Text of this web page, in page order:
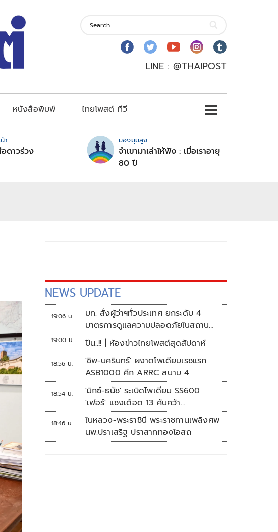
LINE : @THAIPOST
หนังสือพิมพ์ ไทยโพสต์ ทีวี
า
ดาวร่วง
มองมุมสูง
จำเขามาเล่าให้ฟัง : เมื่อเราอายุ
80 ปี
NEWS UPDATE
19:06 น.
มท. สั่งผู้ว่าฯทั่วประเทศ ยกระดับ 4
มาตรการดูแลความปลอดภัยในสถาน
ศึกษา
19:00 น. ปืน..!! | ห้องข่าวไทยโพสต์สุดสัปดาห์
18:56 น.
'ชิพ-นครินทร์' ผงาดโพเดียมเรซแรก
ASB1000 ศึก ARRC สนาม 4
18:54 น.
'มิกซ์-ธนัช' ระเบิดโพเดียม SS600
'เฟอร์' แซงเดือด 13 คันคว้า
แต้ม ศึก ARRC สนาม 4
18:46 น.
ในหลวง-พระราชินี พระราชทานเพลิงศพ
นพ.ปราเสริฐ ปราสาททองโอสถ